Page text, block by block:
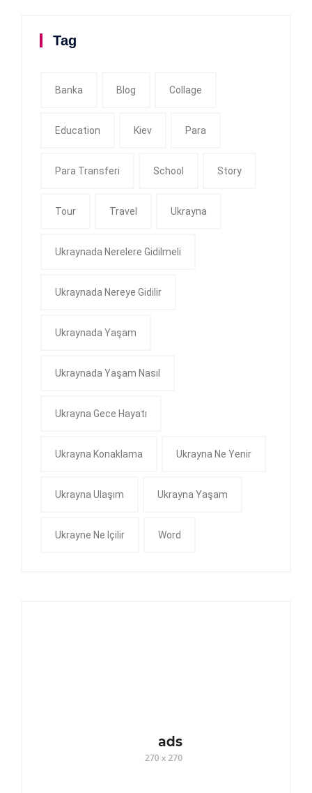
Tag
Banka Blog Collage
Education Kiev Para
Para Transferi School Story
Tour Travel Ukrayna
Ukraynada Nerelere Gidilmeli
Ukraynada Nereye Gidilir
Ukraynada Yaşam
Ukraynada Yaşam Nasıl
Ukrayna Gece Hayatı
Ukrayna Konaklama Ukrayna Ne Yenir
Ukrayna Ulaşım Ukrayna Yaşam
Ukrayne Ne Içilir Word